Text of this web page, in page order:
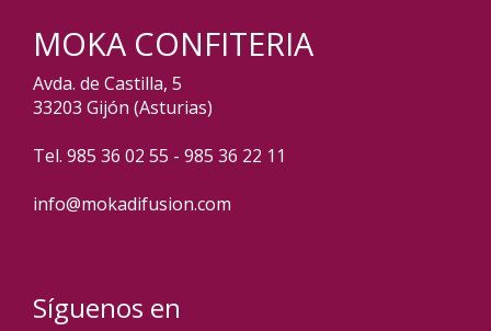
MOKA CONFITERIA
Avda. de Castilla, 5
33203 Gijón (Asturias)
Tel. 985 36 02 55 - 985 36 22 11
info@mokadifusion.com
Síguenos en